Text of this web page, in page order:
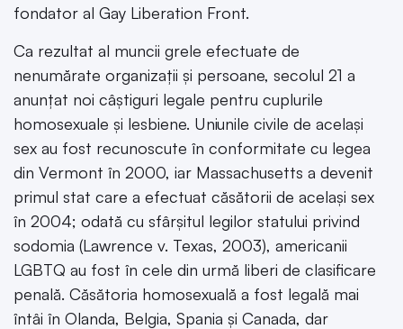
fondator al Gay Liberation Front.
Ca rezultat al muncii grele efectuate de
nenumărate organizații și persoane, secolul 21 a
anunțat noi câștiguri legale pentru cuplurile
homosexuale și lesbiene. Uniunile civile de același
sex au fost recunoscute în conformitate cu legea
din Vermont în 2000, iar Massachusetts a devenit
primul stat care a efectuat căsătorii de același sex
în 2004; odată cu sfârșitul legilor statului privind
sodomia (Lawrence v. Texas, 2003), americanii
LGBTQ au fost în cele din urmă liberi de clasificare
penală. Căsătoria homosexuală a fost legală mai
întâi în Olanda, Belgia, Spania și Canada, dar